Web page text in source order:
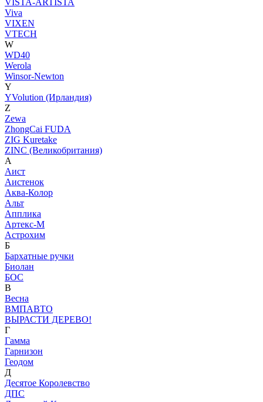
VISTA-ARTISTA
Viva
VIXEN
VTECH
W
WD40
Werola
Winsor-Newton
Y
YVolution (Ирландия)
Z
Zewa
ZhongCai FUDA
ZIG Kuretake
ZINC (Великобритания)
А
Аист
Аистенок
Аква-Колор
Альт
Апплика
Артекс-М
Астрохим
Б
Бархатные ручки
Биолан
БОС
В
Весна
ВМПАВТО
ВЫРАСТИ ДЕРЕВО!
Г
Гамма
Гарнизон
Геодом
Д
Десятое Королевство
ДПС